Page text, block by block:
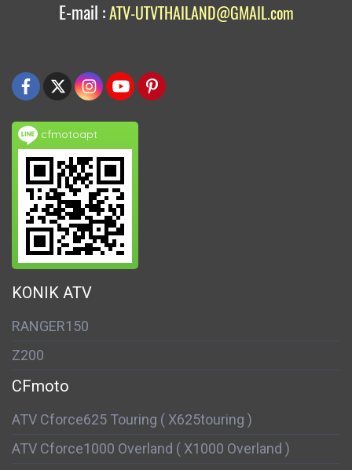
E-mail :ATV-UTVTHAILAND@GMAIL.com
cfmotoapt
KONIK ATV
RANGER150
Z200
CFmoto
ATV Cforce625 Touring ( X625touring )
ATV Cforce1000 Overland ( X1000 Overland )